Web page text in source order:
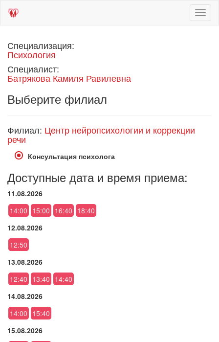
Специализация:
Психология
Специалист:
Батрякова Камиля Равилевна
Выберите филиал
Филиал: Центр нейропсихологии и коррекции
речи
Консультация психолога
Доступные дата и время приема:
11.08.2026
14:00 15:00 16:40 18:40
12.08.2026
12:50
13.08.2026
12:40 13:40 14:40
14.08.2026
14:00 15:40
15.08.2026